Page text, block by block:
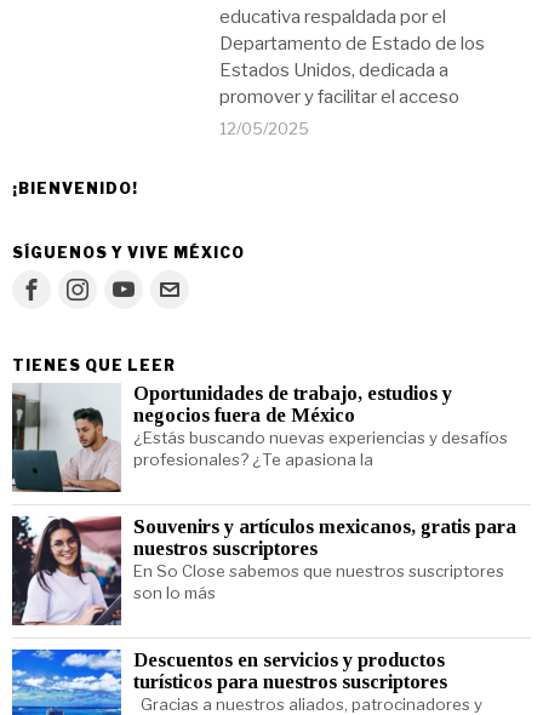
educativa respaldada por el
Departamento de Estado de los
Estados Unidos, dedicada a
promover y facilitar el acceso
12/05/2025
¡BIENVENIDO!
SÍGUENOS Y VIVE MÉXICO
TIENES QUE LEER
Oportunidades de trabajo, estudios y
negocios fuera de México
¿Estás buscando nuevas experiencias y desafíos
profesionales? ¿Te apasiona la
Souvenirs y artículos mexicanos, gratis para
nuestros suscriptores
En So Close sabemos que nuestros suscriptores
son lo más
Descuentos en servicios y productos
turísticos para nuestros suscriptores
Gracias a nuestros aliados, patrocinadores y